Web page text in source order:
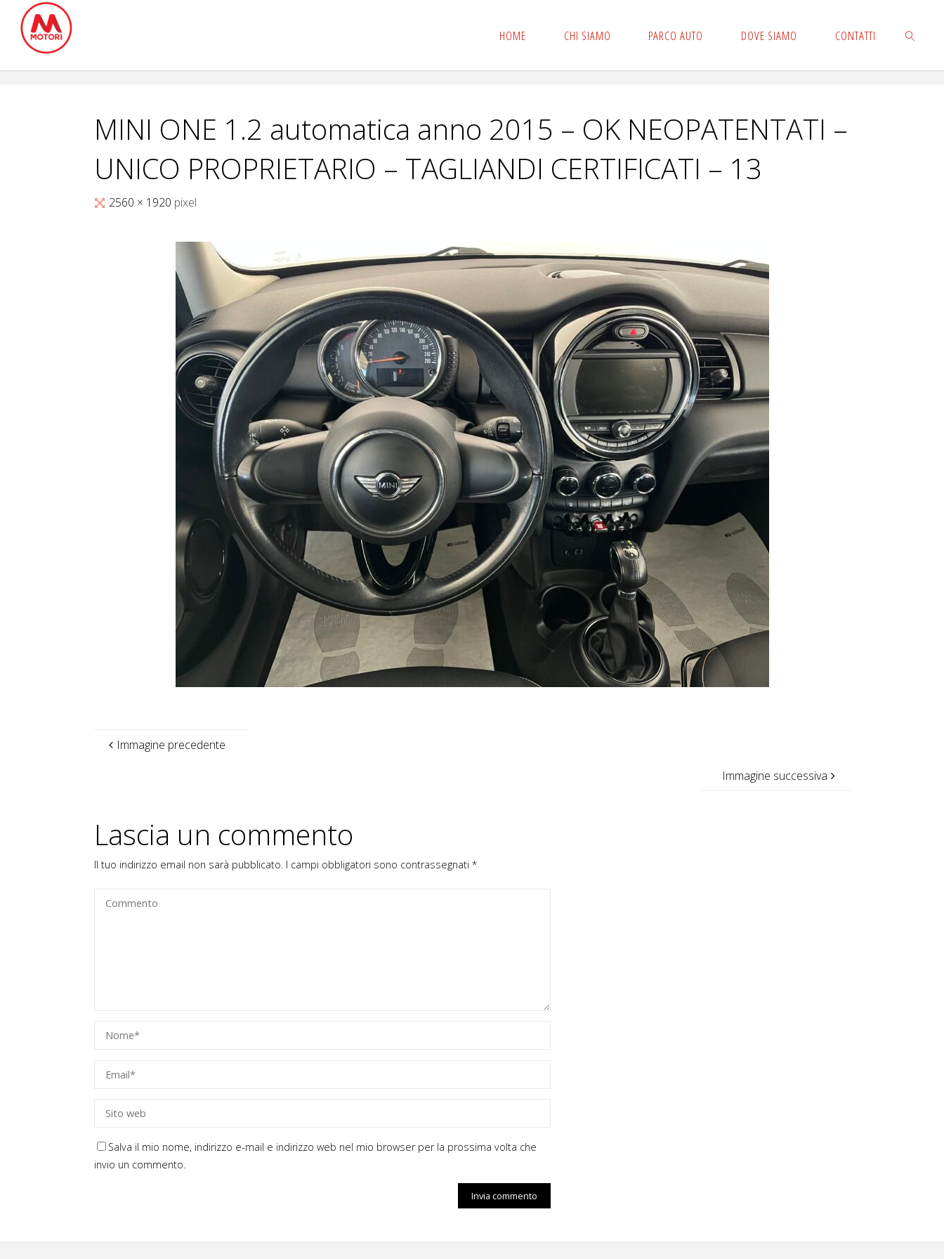
contenuto
HOME CHI SIAMO PARCO AUTO DOVE SIAMO CONTATTI
MINI ONE 1.2 automatica anno 2015 – OK NEOPATENTATI –
UNICO PROPRIETARIO – TAGLIANDI CERTIFICATI – 13
Tutta2560 × 1920 pixel
Immagine precedente
Immagine successiva
Lascia un commento
Il tuo indirizzo email non sarà pubblicato. I campi obbligatori sono contrassegnati*
Salva il mio nome, indirizzo e-mail e indirizzo web nel mio browser per la prossima volta che
invio un commento.